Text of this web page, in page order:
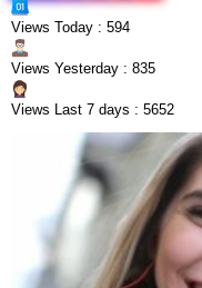
Views Today : 594
Views Yesterday : 835
Views Last 7 days : 5652